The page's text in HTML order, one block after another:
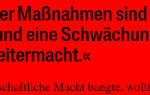
Maßnahmen
eine
Macht bangte,